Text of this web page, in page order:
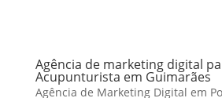
Agência de marketing digital
Acupunturista em Guimarães
Agência de Marketing Digital em